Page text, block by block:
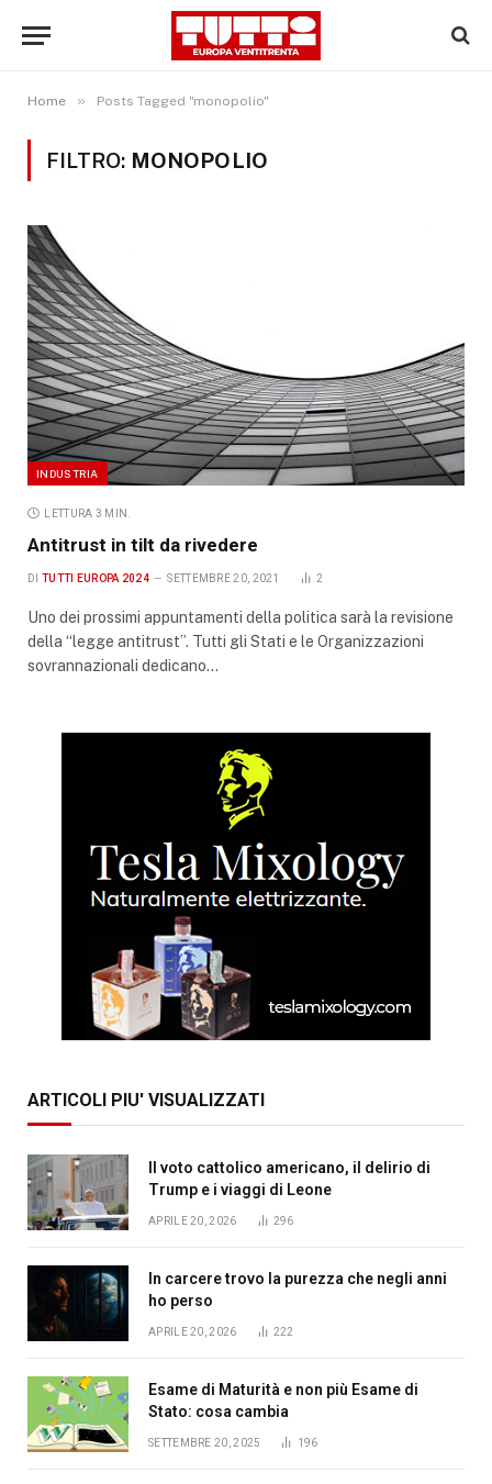
Home » Posts Tagged "monopolio"
FILTRO: MONOPOLIO
INDUSTRIA
LETTURA 3 MIN.
Antitrust in tilt da rivedere
DI TUTTI EUROPA 2024 SETTEMBRE 20, 2021 2
Uno dei prossimi appuntamenti della politica sarà la revisione
della “legge antitrust”. Tutti gli Stati e le Organizzazioni
sovrannazionali dedicano…
ARTICOLI PIU' VISUALIZZATI
Il voto cattolico americano, il delirio di
Trump e i viaggi di Leone
APRILE 20, 2026 296
In carcere trovo la purezza che negli anni
ho perso
APRILE 20, 2026 222
Esame di Maturità e non più Esame di
Stato: cosa cambia
SETTEMBRE 20, 2025 196